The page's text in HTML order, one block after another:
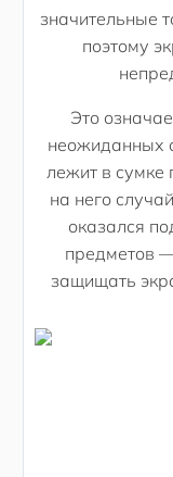
значительные
поэтому
Это
неожиданных
лежит в сумке
на него
оказался
предметов
защищать